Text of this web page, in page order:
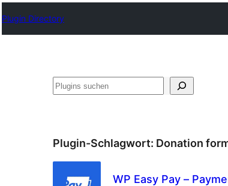
Plugin Directory
Suchen
Plugin-Schlagwort: Donation
WP Easy Pay –